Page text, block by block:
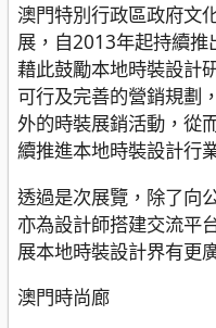
澳門特別行政區政府文
展，自2013年起持續推
藉此鼓勵本地時裝設計
可行及完善的營銷規劃
外的時裝展銷活動，從
續推進本地時裝設計行
透過是次展覽，除了向
亦為設計師搭建交流平
展本地時裝設計界有更
澳門時尚廊